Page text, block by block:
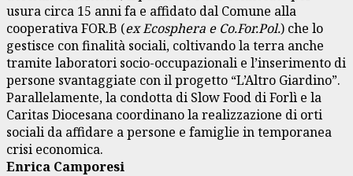
usura circa 15 anni fa e affidato dal Comune alla
cooperativa FOR.B (ex Ecosphera e Co.For.Pol.) che lo
gestisce con finalità sociali, coltivando la terra anche
tramite laboratori socio-occupazionali e l’inserimento di
persone svantaggiate con il progetto “L’Altro Giardino”.
Parallelamente, la condotta di Slow Food di Forlì e la
Caritas Diocesana coordinano la realizzazione di orti
sociali da affidare a persone e famiglie in temporanea
crisi economica.
Enrica Camporesi